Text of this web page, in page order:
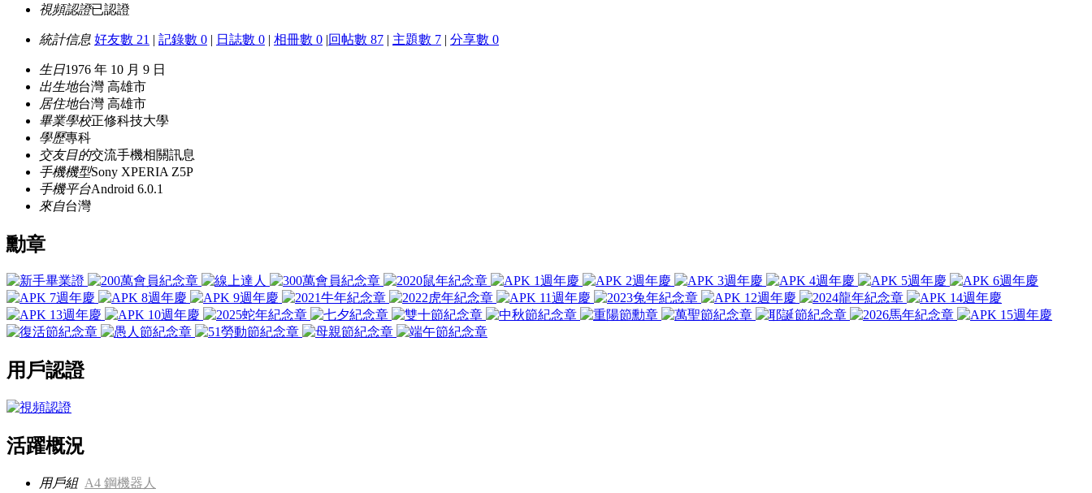
視頻認證已認證
統計信息 好友數 21 | 記錄數 0 | 日誌數 0 | 相冊數 0 |回帖數 87 | 主題數 7 | 分享數 0
生日1976 年 10 月 9 日
出生地台灣 高雄市
居住地台灣 高雄市
畢業學校正修科技大學
學歷專科
交友目的交流手機相關訊息
手機機型Sony XPERIA Z5P
手機平台Android 6.0.1
來自台灣
勳章
用戶認證
活躍概況
用戶組 A4 鋼機器人